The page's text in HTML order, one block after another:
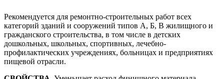
Рекомендуется для ремонтно-строительных работ всех
категорий зданий и сооружений типов А, Б, В жилищного и
гражданского строительства, в том числе в детских
дошкольных, школьных, спортивных, лечебно-
профилактических учреждениях, больницах и предприятиях
пищевой отрасли.